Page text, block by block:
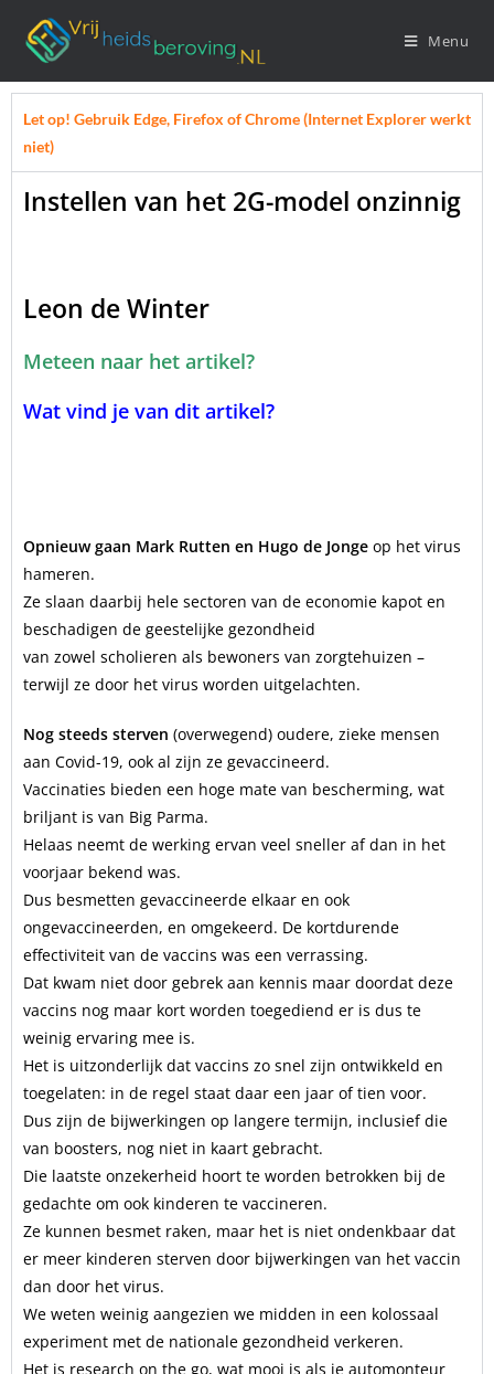
Menu
Let op! Gebruik Edge, Firefox of Chrome (Internet Explorer werkt
niet)
Instellen van het 2G-model onzinnig
Leon de Winter
Meteen naar het artikel?
Wat vind je van dit artikel?
Opnieuw gaan Mark Rutten en Hugo de Jonge op het virus
hameren.
Ze slaan daarbij hele sectoren van de economie kapot en
beschadigen de geestelijke gezondheid
van zowel scholieren als bewoners van zorgtehuizen –
terwijl ze door het virus worden uitgelachten.
Nog steeds sterven (overwegend) oudere, zieke mensen
aan Covid-19, ook al zijn ze gevaccineerd.
Vaccinaties bieden een hoge mate van bescherming, wat
briljant is van Big Parma.
Helaas neemt de werking ervan veel sneller af dan in het
voorjaar bekend was.
Dus besmetten gevaccineerde elkaar en ook
ongevaccineerden, en omgekeerd. De kortdurende
effectiviteit van de vaccins was een verrassing.
Dat kwam niet door gebrek aan kennis maar doordat deze
vaccins nog maar kort worden toegediend er is dus te
weinig ervaring mee is.
Het is uitzonderlijk dat vaccins zo snel zijn ontwikkeld en
toegelaten: in de regel staat daar een jaar of tien voor.
Dus zijn de bijwerkingen op langere termijn, inclusief die
van boosters, nog niet in kaart gebracht.
Die laatste onzekerheid hoort te worden betrokken bij de
gedachte om ook kinderen te vaccineren.
Ze kunnen besmet raken, maar het is niet ondenkbaar dat
er meer kinderen sterven door bijwerkingen van het vaccin
dan door het virus.
We weten weinig aangezien we midden in een kolossaal
experiment met de nationale gezondheid verkeren.
Het is research on the go, wat mooi is als je automonteur